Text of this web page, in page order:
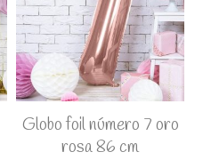
Globo foil número 7 oro
rosa 86 cm